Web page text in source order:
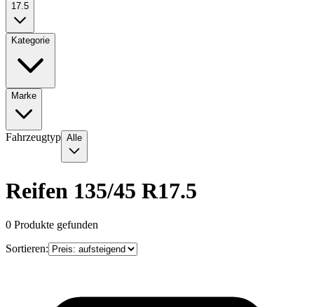
17.5
Kategorie
Marke
Fahrzeugtyp Alle
Reifen 135/45 R17.5
0 Produkte gefunden
Sortieren: